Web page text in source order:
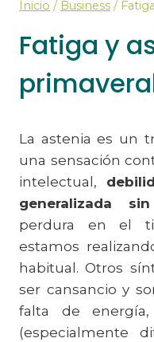
Inicio / Business /
Fatiga y
La astenia es un
una sensación
intelectual,
generalizada
perdura en el
estamos
habitual. Otros
ser cansancio y
falta de
(especialmente